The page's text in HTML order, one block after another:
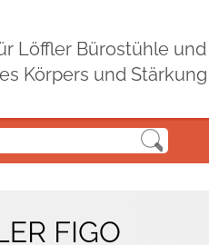
Löffler Bürostühle
Körpers und